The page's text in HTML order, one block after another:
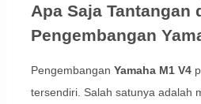
Apa Saja Tantangan
Pengembangan
Pengembangan Yamaha M1 V4
tersendiri. Salah satunya adalah